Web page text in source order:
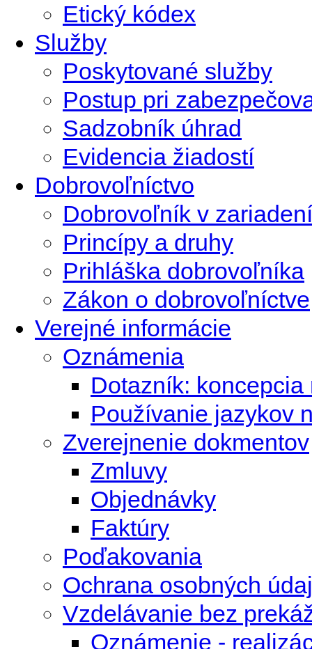
Etický kódex
Služby
Poskytované služby
Postup pri
Sadzobník úhrad
Evidencia žiadostí
Dobrovoľníctvo
Dobrovoľník v
Princípy a druhy
Prihláška dobrovoľníka
Zákon o dobrovoľníctve
Verejné informácie
Oznámenia
Dotazník:
Používanie jazykov
Zverejnenie dokmentov
Zmluvy
Objednávky
Faktúry
Poďakovania
Ochrana osobných
Vzdelávanie bez
Oznámenie -